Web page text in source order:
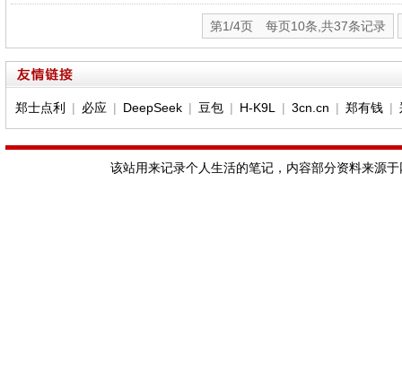
第1/4页 每页10条,共37条记录
郑士点利 | 必应 | DeepSeek| 豆包| H-K9L | 3cn.cn | 郑有钱|
该站用来记录个人生活的笔记，内容部分资料来源